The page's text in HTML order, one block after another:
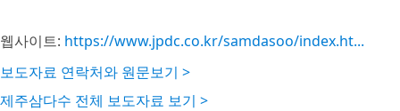
웹사이트: https://www.jpdc.co.kr/samdasoo/index.ht...
보도자료 연락처와 원문보기 >
제주삼다수 전체 보도자료 보기 >